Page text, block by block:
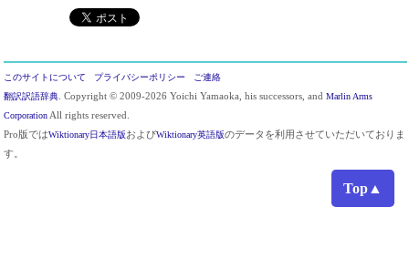
Top▲
このサイトについて プライバシーポリシー
ご連絡
翻訳訳語辞典 . Copyright © 2009-2026 Yoichi Yamaoka, his successors, and Marlin Arms
Corporation All rights reserved.
Pro版ではWiktionary日本語版およびWiktionary英語版のデータを利用させていただいておりま
す。